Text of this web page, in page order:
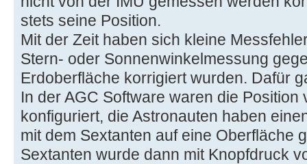
stets seine Position.
Mit der Zeit haben sich kleine
Stern- oder Sonnenwinkelmessung
Erdoberfläche korrigiert wurden. Dafür
In der AGC Software waren die
konfiguriert, die Astronauten haben
mit dem Sextanten auf eine Oberfläche
Sextanten wurde dann mit Knopfdruck